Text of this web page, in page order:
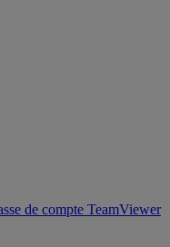
de compte TeamViewer